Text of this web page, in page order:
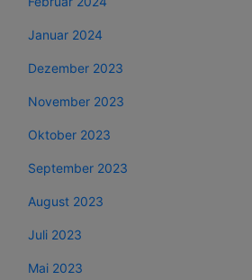
Januar 2024
Dezember 2023
November 2023
Oktober 2023
September 2023
August 2023
Juli 2023
Mai 2023